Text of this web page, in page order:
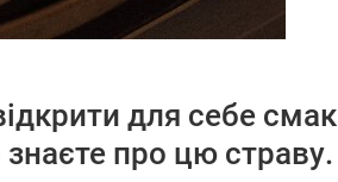
для себе
про цю